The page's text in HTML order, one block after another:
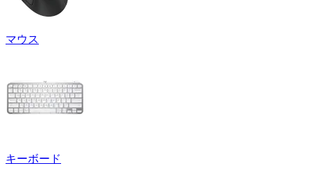
マウス
キーボード